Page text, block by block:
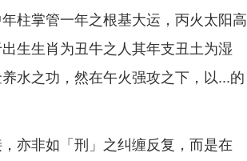
柱掌管一年之根基大运，丙火太阳高
生生肖为丑牛之人其年支丑土为湿
水之功，然在午火强攻之下，以...的
亦非如「刑」之纠缠反复，而是在